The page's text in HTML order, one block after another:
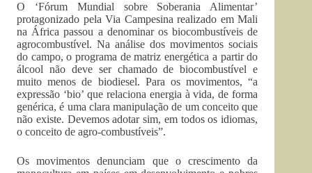
O ‘Fórum Mundial sobre Soberania Alimentar’
protagonizado pela Via Campesina realizado em Mali
na África passou a denominar os biocombustíveis de
agrocombustível. Na análise dos movimentos sociais
do campo, o programa de matriz energética a partir do
álcool não deve ser chamado de biocombustível e
muito menos de biodiesel. Para os movimentos, “a
expressão ‘bio’ que relaciona energia à vida, de forma
genérica, é uma clara manipulação de um conceito que
não existe. Devemos adotar sim, em todos os idiomas,
o conceito de agro-combustíveis”.
Os movimentos denunciam que o crescimento da